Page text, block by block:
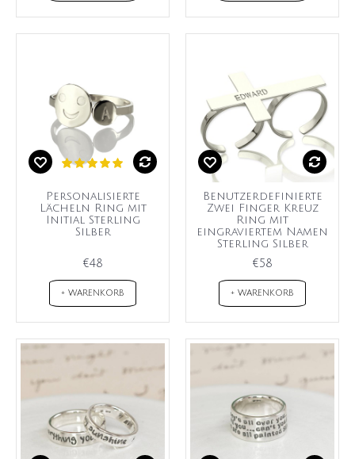
Personalisierte
Lächeln Ring mit
Initial Sterling
Silber
€48
+ WARENKORB
Benutzerdefinierte
Zwei Finger Kreuz
Ring mit
eingraviertem Namen
Sterling Silber
€58
+ WARENKORB